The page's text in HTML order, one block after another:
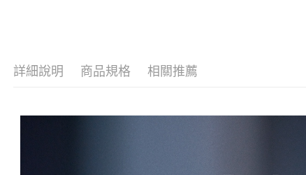
詳細說明 商品規格 相關推薦